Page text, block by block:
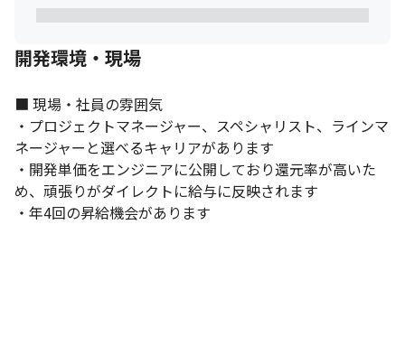
開発環境・現場
■ 現場・社員の雰囲気
・プロジェクトマネージャー、スペシャリスト、ラインマ
ネージャーと選べるキャリアがあります
・開発単価をエンジニアに公開しており還元率が高いた
め、頑張りがダイレクトに給与に反映されます
・年4回の昇給機会があります